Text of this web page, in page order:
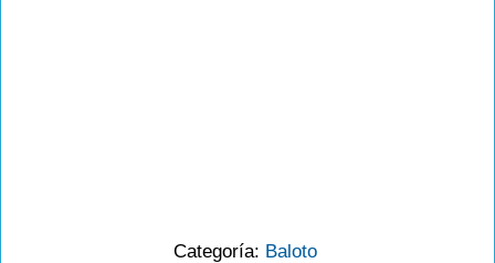
Categoría: Baloto